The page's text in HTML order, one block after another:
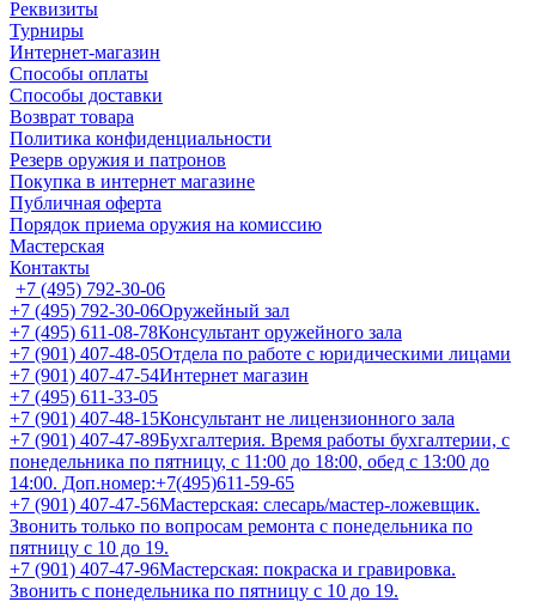
Реквизиты
Турниры
Интернет-магазин
Способы оплаты
Способы доставки
Возврат товара
Политика конфиденциальности
Резерв оружия и патронов
Покупка в интернет магазине
Публичная оферта
Порядок приема оружия на комиссию
Мастерская
Контакты
+7 (495) 792-30-06
+7 (495) 792-30-06Оружейный зал
+7 (495) 611-08-78Консультант оружейного зала
+7 (901) 407-48-05Отдела по работе с юридическими лицами
+7 (901) 407-47-54Интернет магазин
+7 (495) 611-33-05
+7 (901) 407-48-15Консультант не лицензионного зала
+7 (901) 407-47-89Бухгалтерия. Время работы бухгалтерии, с
понедельника по пятницу, с 11:00 до 18:00, обед с 13:00 до
14:00. Доп.номер:+7(495)611-59-65
+7 (901) 407-47-56Мастерская: слесарь/мастер-ложевщик.
Звонить только по вопросам ремонта с понедельника по
пятницу с 10 до 19.
+7 (901) 407-47-96Мастерская: покраска и гравировка.
Звонить с понедельника по пятницу с 10 до 19.